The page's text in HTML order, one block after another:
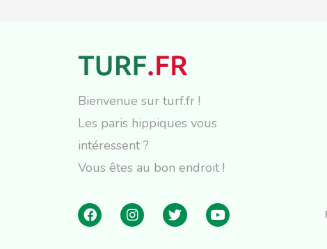
Bienvenue sur turf.fr !
Les paris hippiques vous
intéressent ?
Vous êtes au bon endroit !